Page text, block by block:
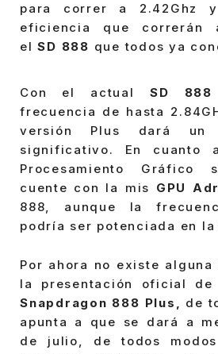
para correr a 2.42Ghz
eficiencia que correrán
elSD 888 que todos ya
Con el actual SD
frecuencia de hasta
versión Plus dará
significativo. En cuanto
Procesamiento Gráfico
cuente con la mis GPU
888, aunque la
podría ser potenciada en la
Por ahora no existe
la presentación oficial de
Snapdragon 888 Plus, de
apunta a que se dará a
de julio, de todos